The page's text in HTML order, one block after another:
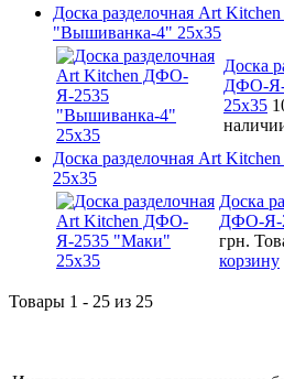
Доска разделочная Art
"Вышиванка-4" 25х35
Доска
ДФО-Я-
25х35
Доска разделочная Art
25х35
Доска
ДФО-Я-
грн.
корзину
Товары 1 - 25 из 25